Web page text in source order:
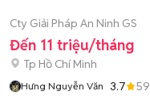
Cty Giải Pháp An Ninh GS
Đến 11 triệu/tháng
Tp Hồ Chí Minh
Hưng Nguyễn Văn 3.7 59